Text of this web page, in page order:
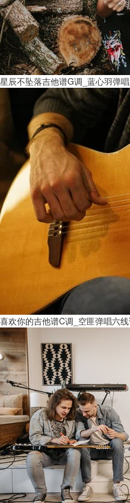
星辰不坠落吉他谱G调_蓝心羽弹
喜欢你的吉他谱C调_空匪弹唱六